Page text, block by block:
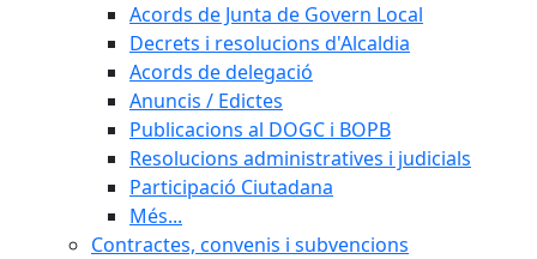
Acords de Junta de Govern Local
Decrets i resolucions d'Alcaldia
Acords de delegació
Anuncis / Edictes
Publicacions al DOGC i BOPB
Resolucions administratives i judicials
Participació Ciutadana
Més...
Contractes, convenis i subvencions